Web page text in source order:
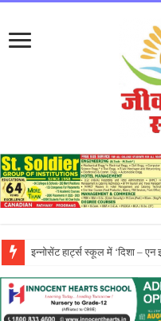
प्रो. (डॉ.) यादविंदर सिंह बराड़ ने